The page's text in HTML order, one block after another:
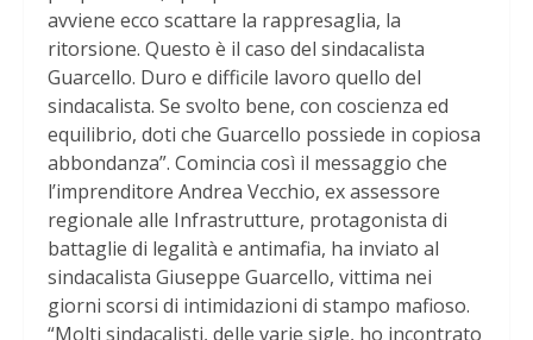
avviene ecco scattare la rappresaglia, la
ritorsione. Questo è il caso del sindacalista
Guarcello. Duro e difficile lavoro quello del
sindacalista. Se svolto bene, con coscienza ed
equilibrio, doti che Guarcello possiede in copiosa
abbondanza”. Comincia così il messaggio che
l’imprenditore Andrea Vecchio, ex assessore
regionale alle Infrastrutture, protagonista di
battaglie di legalità e antimafia, ha inviato al
sindacalista Giuseppe Guarcello, vittima nei
giorni scorsi di intimidazioni di stampo mafioso.
“Molti sindacalisti, delle varie sigle, ho incontrato